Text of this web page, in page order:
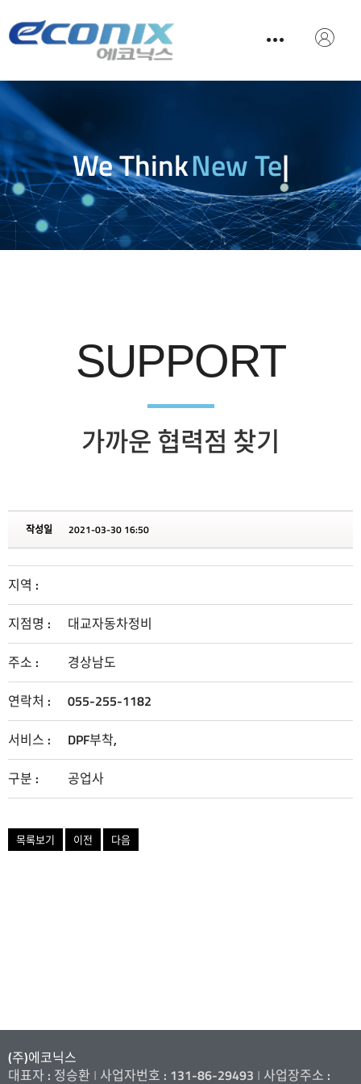
We ThinkNew Tech
SUPPORT
가까운 협력점 찾기
작성일 2021-03-30 16:50
지역 :
지점명 :
대교자동차정비
주소 :
경상남도
연락처 :
055-255-1182
서비스 :
DPF부착,
구분 :
공업사
목록보기 이전 다음
(주)에코닉스
대표자 : 정승환 I 사업자번호 : 131-86-29493 I 사업장주소 :